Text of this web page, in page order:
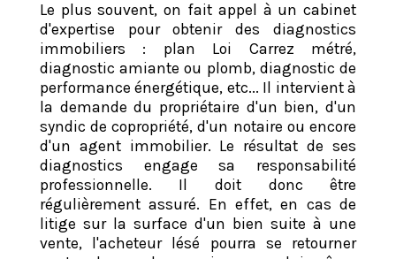
Le plus souvent, on fait appel à un cabinet
d'expertise pour obtenir des diagnostics
immobiliers : plan Loi Carrez métré,
diagnostic amiante ou plomb, diagnostic de
performance énergétique, etc... Il intervient à
la demande du propriétaire d'un bien, d'un
syndic de copropriété, d'un notaire ou encore
d'un agent immobilier. Le résultat de ses
diagnostics engage sa responsabilité
professionnelle. Il doit donc être
régulièrement assuré. En effet, en cas de
litige sur la surface d'un bien suite à une
vente, l'acheteur lésé pourra se retourner